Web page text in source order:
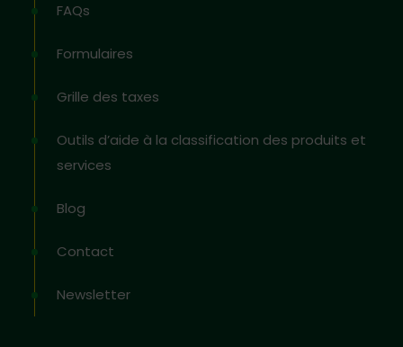
FAQs
Formulaires
Grille des taxes
Outils d’aide à la classification des produits et
services
Blog
Contact
Newsletter